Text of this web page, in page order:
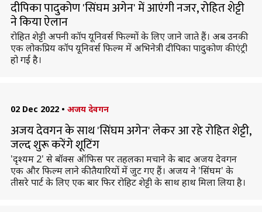
दीपिका पादुकोण 'सिंघम अगेन' में आएंगी नजर, रोहित शेट्टी
ने किया ऐलान
रोहित शेट्टी अपनी कॉप यूनिवर्स फिल्मों के लिए जाने जाते हैं। अब उनकी
एक लोकप्रिय कॉप यूनिवर्स फिल्म में अभिनेत्री दीपिका पादुकोण की एंट्री
हो गई है।
02 Dec 2022 • अजय देवगन
अजय देवगन के साथ 'सिंघम अगेन' लेकर आ रहे रोहित शेट्टी,
जल्द शुरू करेंगे शूटिंग
'दृश्यम 2' से बॉक्स ऑफिस पर तहलका मचाने के बाद अजय देवगन
एक और फिल्म लाने की तैयारियों में जुट गए हैं। अजय ने 'सिंघम' के
तीसरे पार्ट के लिए एक बार फिर रोहिट शेट्टी के साथ हाथ मिला लिया है।